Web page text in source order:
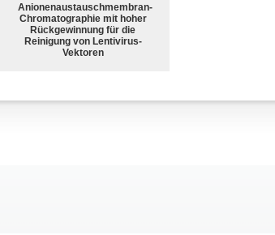
Anionenaustauschmembran-
Chromatographie mit hoher
Rückgewinnung für die
Reinigung von Lentivirus-
Vektoren